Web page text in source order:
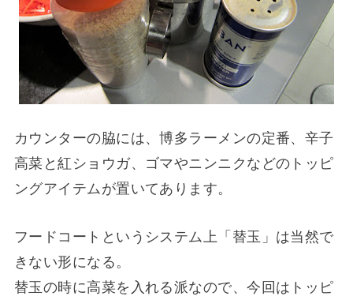
カウンターの脇には、博多ラーメンの定番、辛子
高菜と紅ショウガ、ゴマやニンニクなどのトッピ
ングアイテムが置いてあります。
フードコートというシステム上「替玉」は当然で
きない形になる。
替玉の時に高菜を入れる派なので、今回はトッピ